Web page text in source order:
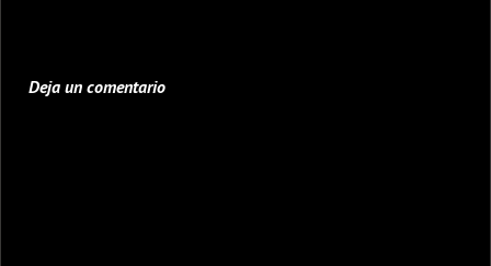
Deja un comentario